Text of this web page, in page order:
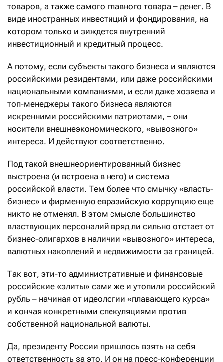
товаров, а также самого главного товара – денег. В
виде иностранных инвестиций и фондирования, на
котором только и зиждется внутренний
инвестиционный и кредитный процесс.
А потому, если субъекты такого бизнеса и являются
российскими резидентами, или даже российскими
национальными компаниями, и если даже хозяева и
топ-менеджеры такого бизнеса являются
искренними российскими патриотами, – они
носители внешнеэкономического, «вывозного»
интереса. И действуют соответственно.
Под такой внешнеориентированный бизнес
выстроена (и встроена в него) и система
российской власти. Тем более что смычку «власть-
бизнес» и фирменную евразийскую коррупцию еще
никто не отменял. В этом смысле большинство
властвующих персоналий вряд ли сильно отстает от
бизнес-олигархов в наличии «вывозного» интереса,
валютных накоплений и недвижимости за границей.
Так вот, эти-то административные и финансовые
российские «элиты» сами же и утопили российский
рубль – начиная от идеологии «плавающего курса»
и кончая конкретными спекуляциями против
собственной национальной валюты.
Да, президенту России пришлось взять на себя
ответственность за это. И он на пресс-конференции